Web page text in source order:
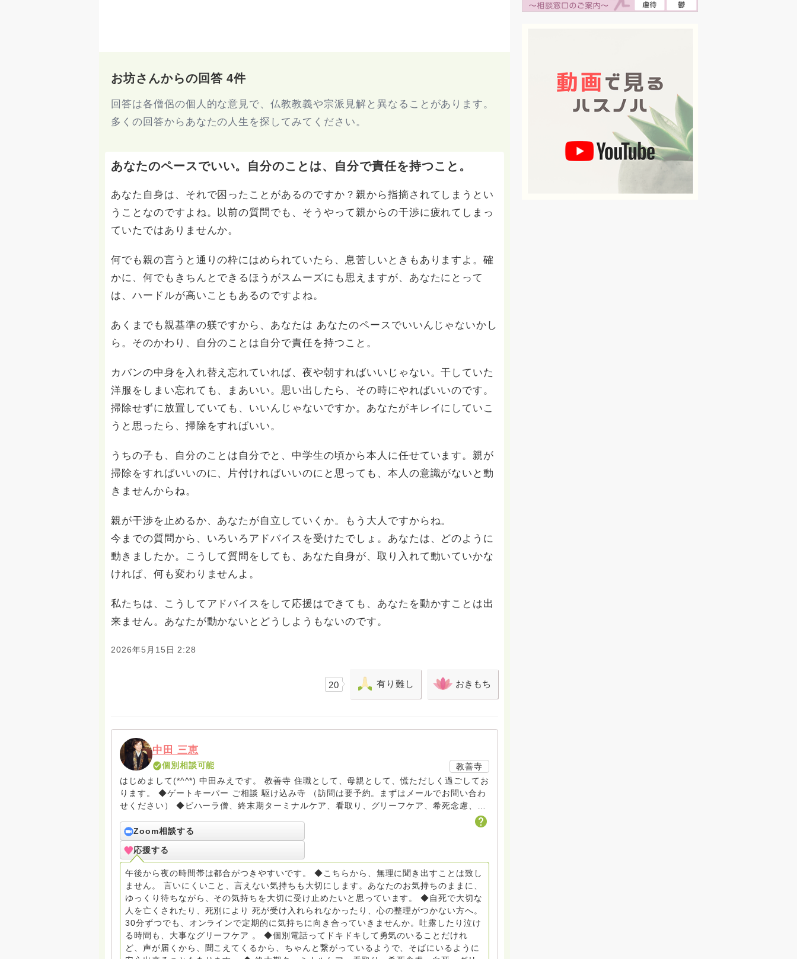
お坊さんからの回答 4件
回答は各僧侶の個人的な意見で、仏教教義や宗派見解と異なることがあります。
多くの回答からあなたの人生を探してみてください。
あなたのペースでいい。自分のことは、自分で責任を持つこと。
あなた自身は、それで困ったことがあるのですか？親から指摘されてしまうとい
うことなのですよね。以前の質問でも、そうやって親からの干渉に疲れてしまっ
ていたではありませんか。
何でも親の言うと通りの枠にはめられていたら、息苦しいときもありますよ。確
かに、何でもきちんとできるほうがスムーズにも思えますが、あなたにとって
は、ハードルが高いこともあるのですよね。
あくまでも親基準の躾ですから、あなたは あなたのペースでいいんじゃないかし
ら。そのかわり、自分のことは自分で責任を持つこと。
カバンの中身を入れ替え忘れていれば、夜や朝すればいいじゃない。干していた
洋服をしまい忘れても、まあいい。思い出したら、その時にやればいいのです。
掃除せずに放置していても、いいんじゃないですか。あなたがキレイにしていこ
うと思ったら、掃除をすればいい。
うちの子も、自分のことは自分でと、中学生の頃から本人に任せています。親が
掃除をすればいいのに、片付ければいいのにと思っても、本人の意識がないと動
きませんからね。
親が干渉を止めるか、あなたが自立していくか。もう大人ですからね。
今までの質問から、いろいろアドバイスを受けたでしょ。あなたは、どのように
動きましたか。こうして質問をしても、あなた自身が、取り入れて動いていかな
ければ、何も変わりませんよ。
私たちは、こうしてアドバイスをして応援はできても、あなたを動かすことは出
来ません。あなたが動かないとどうしようもないのです。
2026年5月15日 2:28
20 有り難し おきもち
中田 三恵
個別相談可能
教善寺
はじめまして(*^^*) 中田みえです。 教善寺 住職として、母親として、慌ただしく過ごしてお
ります。 ◆ゲートキーパー ご相談 駆け込み寺 （訪問は要予約。まずはメールでお問い合わ
せください） ◆ビハーラ僧、終末期ターミナルケア、看取り、グリーフケア、希死念慮、自
死、産前産後うつ、育児、DV、デートDV、トラウマ、PTSD、傾聴トレーナー、手話、要約
筆記、行政相談員、女性支援員、小学校 中学校支援員としても、ケアサポートをしていま
す。 ◆一般社団法人『グリーフケアともしび』理事長 【ともしび遺族会】運営 毎月 第１
金・昼夜2回開催（大阪駅前第3ビル） 14：00〜，18：00〜 お問い合わせ申込⬇️こちらから
griefcare.tomoshibi@icloud.com ＊この活動は皆さまのご支援により支えられておりま
す。ご協力をよろしくお願いします。 ゆうちょ銀行 口座番号 普通408-6452769 一般社団
法人グリーフケアともしび ◆『ビハーラサロン おしゃべりカフェひだまり』 ビハーラ和歌
山代表 居場所運営 問い合わせ申込⬇️こちらから griefcare.tomoshibi@icloud.com ◆GEは
しもとサピュイエ 所属 （Gender Equity 誰もが自分らしく生きることができる社会をめざ
して）DV・女性支援 ◆認定NPO京都自死自殺相談センターSotto 元グリーフサポート委員長
（2018〜2024） ◆保育士.幼稚園教諭.小学校教諭. レクリエーションインストラクター.中学
校DV授業 10年間 保育 教育の現場で 総主任として勤めた経験も生かしつつ、お話できるこ
Zoom相談する
応援する
午後から夜の時間帯は都合がつきやすいです。 ◆こちらから、無理に聞き出すことは致し
ません。 言いにくいこと、言えない気持ちも大切にします。あなたのお気持ちのままに、
ゆっくり待ちながら、その気持ちを大切に受け止めたいと思っています。 ◆自死で大切な
人を亡くされたり、死別により 死が受け入れられなかったり、心の整理がつかない方へ。
30分ずつでも、オンラインで定期的に気持ちに向き合っていきませんか。吐露したり泣け
る時間も、大事なグリーフケア 。 ◆個別電話ってドキドキして勇気のいることだけれ
ど、声が届くから、聞こえてくるから、ちゃんと繋がっているようで、そばにいるように